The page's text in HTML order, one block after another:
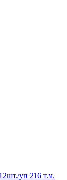
уп 216 т.м.